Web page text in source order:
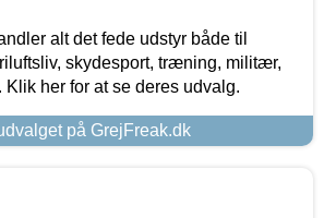
alt det fede udstyr både til
skydesport, træning, militær,
Klik her for at se deres udvalg.
på GrejFreak.dk